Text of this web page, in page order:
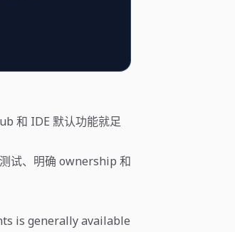
和 IDE 默认功能就足
试、明确 ownership 和
is generally available